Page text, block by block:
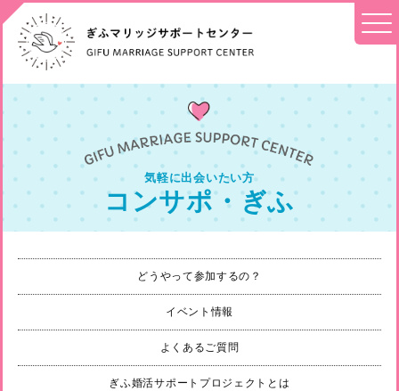
気軽に出会いたい方
コンサポ・ぎふ
どうやって参加するの？
イベント情報
よくあるご質問
ぎふ婚活サポートプロジェクトとは